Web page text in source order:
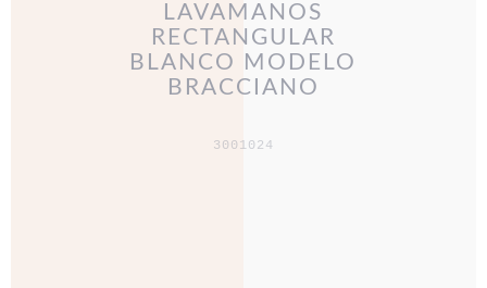
LAVAMANOS
RECTANGULAR
BLANCO MODELO
BRACCIANO
3001024